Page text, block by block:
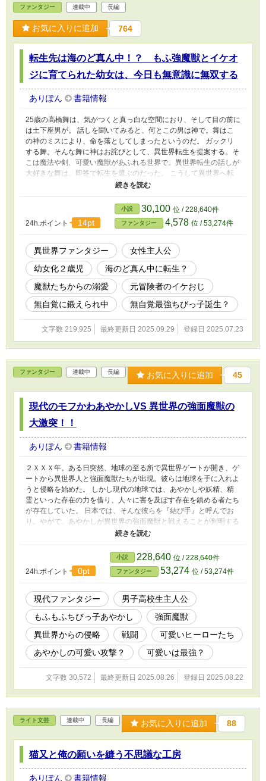
ファンタジー 連載中 長編
お気に入りに追加 764
転生先は海のど真ん中！？ もふ強魔獣とイケオ
ジに育てられた幼女は、今日も無意識に無双する
ありぽん 書籍情報
25歳の高橋舞は、気がつくと真っ白な空間におり、そして目の前に
は土下座男が。 話しを聞いてみると、何とこの男は神で。舞はこ
の神のミスにより、命を落としてしまったというのだ。 ガックリ
する舞。そんな舞に神はお詫びとして、異世界転生を提案する。そ
こは魔法や剣、可愛い魔獣があふれる世界で。異世界転生の話しが
大好きな舞は、即答で転生を選ぶのだった。 こうして異世界へ転
生した舞。ところが……。 次に目覚めた先は、まさかの海のど真
ん中の浮島。 しかも小さな子どもの姿になっていてたのだ。 「ど
ちてよ！！」 パニックになる舞。が、驚くことはそれだけではな
かった。 「おい、目が覚めたか？」 誰もいないと思っていたのだ
が、突然声をかけられ、さらに混乱する舞。 実はこの島には秘密
があったのだ。 果たしてこの島の正体は？ そして舞は異世界で
優しい人々と触れ合い、楽しく穏やかな日々を送ることはできるの
か。
24h.ポイント 14pt
小説 30,100 位 / 228,640件
ファンタジー 4,578 位 / 53,274件
異世界ファンタジー
女性主人公
幼女化２歳児
海のど真ん中に転生？
魔獣たちからの溺愛
元冒険者のイケおじ
無自覚に鍛えられ中
無自覚最強ちびっ子誕生？
文字数 219,925 最終更新日 2025.09.29 登録日 2025.07.23
ファンタジー 連載中 長編 お気に入りに追加 45
現代のモフかわあやかしVS 異世界の強面魔獣の
大激突！！
ありぽん 書籍情報
２ＸＸＸ年。ある日突然、地球の至る所で異世界ゲートが開き、ゲ
ートから異世界人と強面魔獣たちが出現。彼らは地球を手に入れよ
うと侵略を始めた。 しかし現代の地球では、あやかしや妖精、精
霊といった存在の力を借り、人々に害を及ぼす存在を鎮める者たち
が存在していた。 日本では、そんな彼らを『結び手』と呼んでお
り。やがて、あやかしが異世界の強面魔獣と戦えることが判明する
と、結び手たちはあやかしたちと力を合わせ、強面魔獣たちに立ち
向かうことになった。 そんな現代で生きる高校生、高橋優希（１
７）もまた、幼い頃からあやかしが見え、あやかしと共に生きてき
た結び手のひとり。 優希は、もふもふで可愛いあやかしたちと共
に修行をしながら、厳しい状況の中でも、大切な毎日を過ごしてい
た。 しかし、ついに優希の住む街にも異世界ゲートが出現。優希
はまだ、修行中の身ではあったが、あやかしたちと共に、強面魔獣
との戦いの渦へと呑まれていくのだった。 モフかわあやかし VS 強
面魔獣！ 現代と異世界が交わる世界で、優希はあやかしたちと共
に、現代を生き抜くことができるのか！？
24h.ポイント 0pt
小説 228,640 位 / 228,640件
ファンタジー 53,274 位 / 53,274件
現代ファンタジー
男子高校生主人公
もふもふちびっ子あやかし
強面魔獣
異世界からの侵略
戦闘
可愛いヒーローたち
あやかしの可愛い攻撃？
可愛いは最強？
文字数 30,572 最終更新日 2025.08.26 登録日 2025.08.22
ライト文芸 連載中 長編 お気に入りに追加 88
猫又と俺の願いを縫う不思議な工房
ありぽん 書籍情報